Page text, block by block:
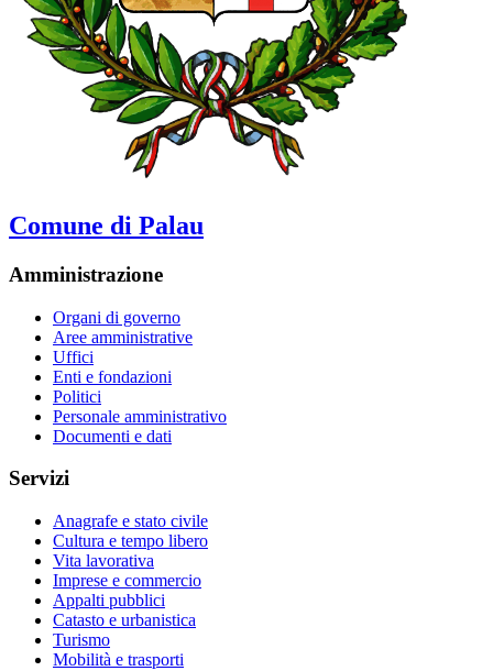
Comune di Palau
Amministrazione
Organi di governo
Aree amministrative
Uffici
Enti e fondazioni
Politici
Personale amministrativo
Documenti e dati
Servizi
Anagrafe e stato civile
Cultura e tempo libero
Vita lavorativa
Imprese e commercio
Appalti pubblici
Catasto e urbanistica
Turismo
Mobilità e trasporti